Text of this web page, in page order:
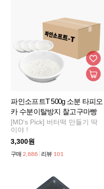
파인소프트T 500g 소분 타피오
카 수분이탈방지 찰고구마빵
[MD's Pick] 버터떡 만들기 딱
이야 !
3,300원
구매 2,888 리뷰 101